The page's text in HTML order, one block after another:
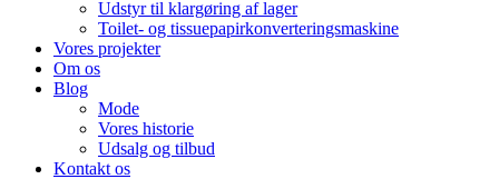
Udstyr til klargøring af lager
Toilet- og tissuepapirkonverteringsmaskine
Vores projekter
Om os
Blog
Mode
Vores historie
Udsalg og tilbud
Kontakt os